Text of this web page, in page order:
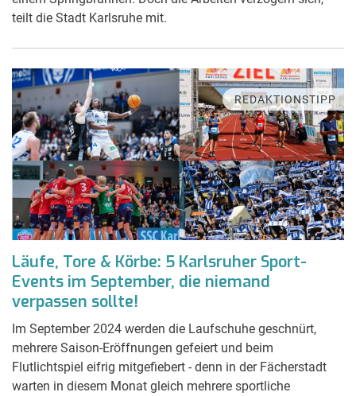
teilt die Stadt Karlsruhe mit.
REDAKTIONSTIPP
Läufe, Tore & Körbe: 5 Karlsruher Sport-
Events im September, die niemand
verpassen sollte!
Im September 2024 werden die Laufschuhe geschnürt,
mehrere Saison-Eröffnungen gefeiert und beim
Flutlichtspiel eifrig mitgefiebert - denn in der Fächerstadt
warten in diesem Monat gleich mehrere sportliche